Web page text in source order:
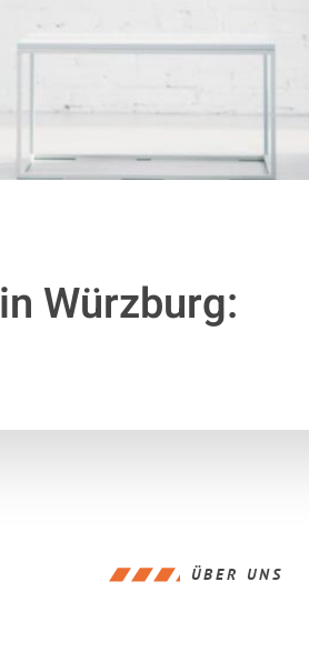
in Würzburg:
ÜBER UNS